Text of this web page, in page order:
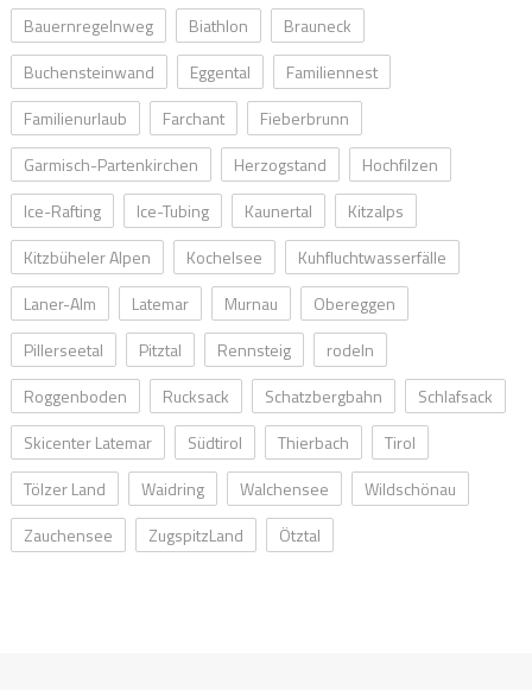
Bauernregelnweg
Biathlon
Brauneck
Buchensteinwand
Eggental
Familiennest
Familienurlaub
Farchant
Fieberbrunn
Garmisch-Partenkirchen
Herzogstand
Hochfilzen
Ice-Rafting
Ice-Tubing Kaunertal
Kitzalps
Kitzbüheler Alpen
Kochelsee
Kuhfluchtwasserfälle
Laner-Alm
Latemar Murnau
Obereggen
Pillerseetal
Pitztal Rennsteig
rodeln
Roggenboden
Rucksack Schatzbergbahn
Schlafsack
Skicenter Latemar
Südtirol Thierbach
Tirol
Tölzer Land
Waidring Walchensee
Wildschönau
Zauchensee
ZugspitzLand Ötztal